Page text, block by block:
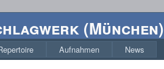
(München)
Aufnahmen News